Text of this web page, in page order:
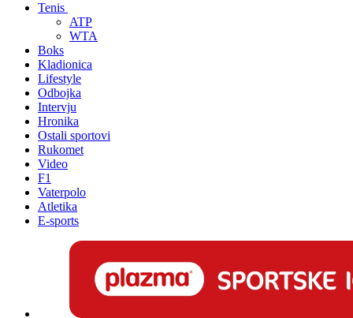
Tenis
ATP
WTA
Boks
Kladionica
Lifestyle
Odbojka
Intervju
Hronika
Ostali sportovi
Rukomet
Video
F1
Vaterpolo
Atletika
E-sports